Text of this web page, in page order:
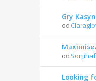
Gry
od
od Sonjihaf
Looking